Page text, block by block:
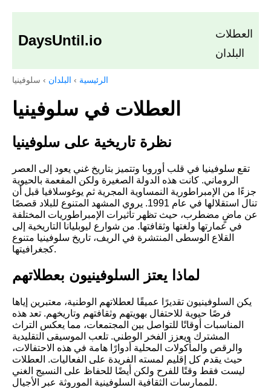
DaysUntil.io
العطلات
البلدان
الرئيسية › البلدان › سلوفينيا
العطلات في سلوفينيا
نظرة تاريخية على سلوفينيا
تقع سلوفينيا في قلب أوروبا وتتميز بتاريخ غني يعود إلى العصر
الروماني. كانت هذه الدولة الصغيرة ولكن المفعمة بالحيوية
جزءًا من الإمبراطورية النمساوية المجرية ثم يوغوسلافيا قبل أن
تنال استقلالها في عام 1991. يروي المشهد المتنوع للبلاد قصصًا
عن ماضٍ مضطرب، حيث تظهر تأثيرات الإمبراطوريات المختلفة
في عمارتها ولغتها وثقافتها. من شوارع ليوبليانا التاريخية إلى
القلاع الوسطى المنتشرة في الريف، تاريخ سلوفينيا متنوع
كجغرافيتها.
لماذا يعتز السلوفينيون بعطلاتهم
يكن السلوفينيون تقديرًا عميقًا لعطلاتهم الوطنية، معتبرين إياها
فرصًا حيوية للاحتفال بهويتهم وثقافتهم وتاريخهم. تعد هذه
المناسبات أوقاتًا للتواصل بين المجتمعات، مما يعكس التراث
المشترك ويعزز الفخر الوطني. تلعب الموسيقى التقليدية
والرقص والمأكولات المحلية أدوارًا هامة في هذه الاحتفالات،
حيث يقدم كل إقليم لمسته الفريدة على الفعاليات. العطلات
ليست فقط وقتًا للفرح ولكن أيضًا للحفاظ على النسيج الغني
للممارسات الثقافية السلوفينية الموروثة عبر الأجيال.